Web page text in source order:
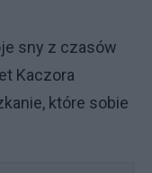
sny z czasów
Kaczora
które sobie